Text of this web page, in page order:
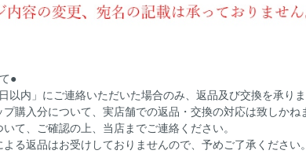
●
以内」にご連絡いただいた場合のみ、返品及び交換を承りま
購入分について、実店舗での返品・交換の対応は致しかね
て、ご確認の上、当店までご連絡ください。
る返品はお受けしておりませんので、予めご了承ください。